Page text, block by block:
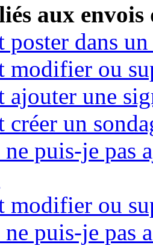
aux envois
poster dans
modifier ou
ajouter une
créer un
puis-je pas
modifier ou
puis-je pas